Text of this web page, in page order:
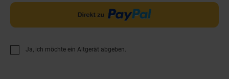
Ja, ich möchte ein Altgerät abgeben.